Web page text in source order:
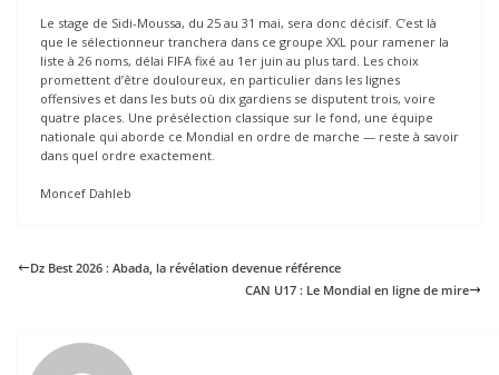
Le stage de Sidi-Moussa, du 25 au 31 mai, sera donc décisif. C’est là
que le sélectionneur tranchera dans ce groupe XXL pour ramener la
liste à 26 noms, délai FIFA fixé au 1er juin au plus tard. Les choix
promettent d’être douloureux, en particulier dans les lignes
offensives et dans les buts où dix gardiens se disputent trois, voire
quatre places. Une présélection classique sur le fond, une équipe
nationale qui aborde ce Mondial en ordre de marche — reste à savoir
dans quel ordre exactement.
Moncef Dahleb
Dz Best 2026 : Abada, la révélation devenue référence
CAN U17 : Le Mondial en ligne de mire